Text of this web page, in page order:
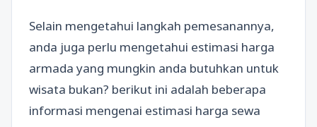
Selain mengetahui langkah pemesanannya,
anda juga perlu mengetahui estimasi harga
armada yang mungkin anda butuhkan untuk
wisata bukan? berikut ini adalah beberapa
informasi mengenai estimasi harga sewa